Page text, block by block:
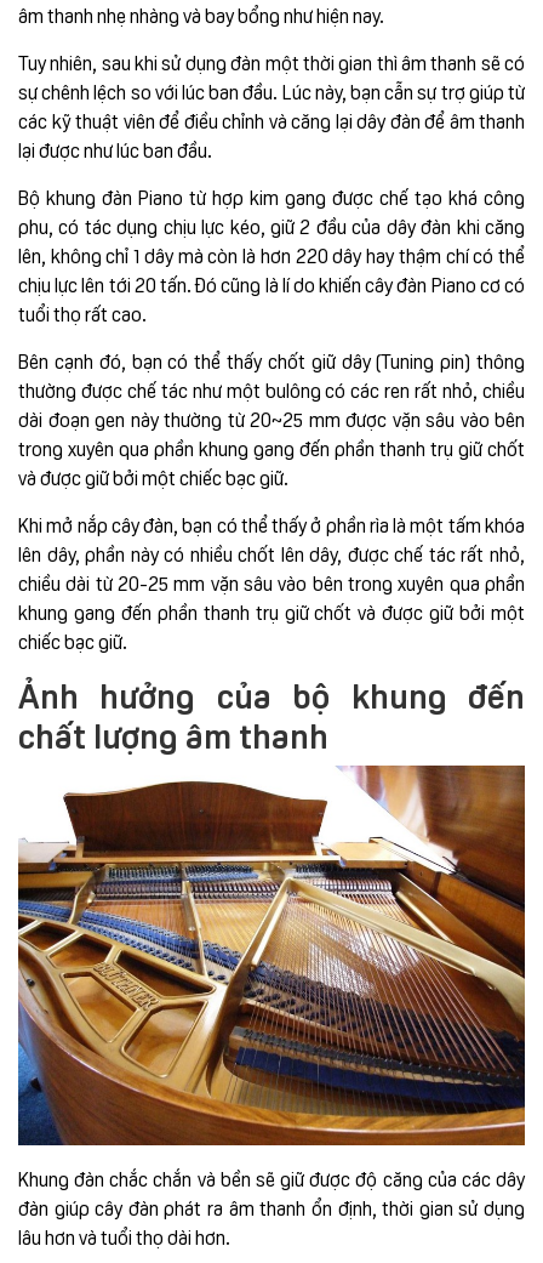
âm thanh nhẹ nhàng và bay bổng như hiện nay.
Tuy nhiên, sau khi sử dụng đàn một thời gian thì âm thanh sẽ có
sự chênh lệch so với lúc ban đầu. Lúc này, bạn cẫn sự trợ giúp từ
các kỹ thuật viên để điều chỉnh và căng lại dây đàn để âm thanh
lại được như lúc ban đầu.
Bộ khung đàn Piano từ hợp kim gang được chế tạo khá công
phu, có tác dụng chịu lực kéo, giữ 2 đầu của dây đàn khi căng
lên, không chỉ 1 dây mà còn là hơn 220 dây hay thậm chí có thể
chịu lực lên tới 20 tấn. Đó cũng là lí do khiến cây đàn Piano cơ có
tuổi thọ rất cao.
Bên cạnh đó, bạn có thể thấy chốt giữ dây (Tuning pin) thông
thường được chế tác như một bulông có các ren rất nhỏ, chiều
dài đoạn gen này thường từ 20~25 mm được vặn sâu vào bên
trong xuyên qua phần khung gang đến phần thanh trụ giữ chốt
và được giữ bởi một chiếc bạc giữ.
Khi mở nắp cây đàn, bạn có thể thấy ở phần rìa là một tấm khóa
lên dây, phần này có nhiều chốt lên dây, được chế tác rất nhỏ,
chiều dài từ 20-25 mm vặn sâu vào bên trong xuyên qua phần
khung gang đến phần thanh trụ giữ chốt và được giữ bởi một
chiếc bạc giữ.
Ảnh hưởng của bộ khung đến
chất lượng âm thanh
Khung đàn chắc chắn và bền sẽ giữ được độ căng của các dây
đàn giúp cây đàn phát ra âm thanh ổn định, thời gian sử dụng
lâu hơn và tuổi thọ dài hơn.